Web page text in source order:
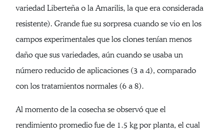
variedad Liberteña o la Amarilis, la que era considerada
resistente). Grande fue su sorpresa cuando se vio en los
campos experimentales que los clones tenían menos
daño que sus variedades, aún cuando se usaba un
número reducido de aplicaciones (3 a 4), comparado
con los tratamientos normales (6 a 8).
Al momento de la cosecha se observó que el
rendimiento promedio fue de 1.5 kg por planta, el cual